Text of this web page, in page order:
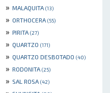
» MALAQUITA (13)
» ORTHOCERA (55)
» PIRITA (27)
» QUARTZO (171)
» QUARTZO DESBOTADO (40)
» RODONITA (25)
» SAL ROSA (42)